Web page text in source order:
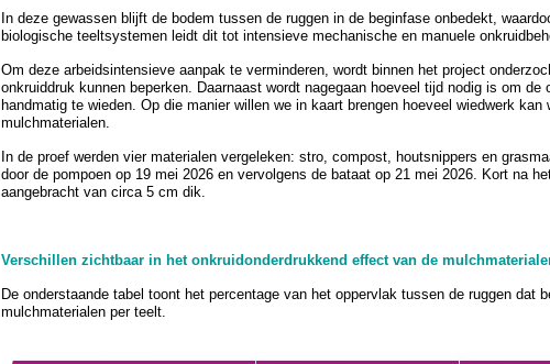
In deze gewassen blijft de bodem tussen de ruggen in de beginfase onbedekt,
biologische teeltsystemen leidt dit tot intensieve mechanische en manuele
Om deze arbeidsintensieve aanpak te verminderen, wordt binnen het project
onkruiddruk kunnen beperken. Daarnaast wordt nagegaan hoeveel tijd nodig is om
handmatig te wieden. Op die manier willen we in kaart brengen hoeveel wiedwerk
mulchmaterialen.
In de proef werden vier materialen vergeleken: stro, compost, houtsnippers en
door de pompoen op 19 mei 2026 en vervolgens de bataat op 21 mei 2026. Kort na
aangebracht van circa 5 cm dik.
Verschillen zichtbaar in het onkruidonderdrukkend effect van de
De onderstaande tabel toont het percentage van het oppervlak tussen de ruggen dat
mulchmaterialen per teelt.